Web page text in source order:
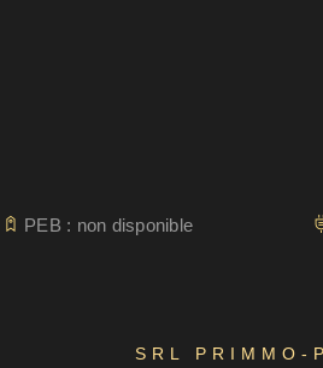
PEB : non disponible
SRL PRIMMO-